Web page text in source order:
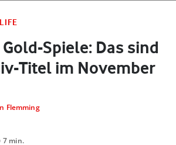
Spiele: Das sind
Titel im November
Flemming
7 min.